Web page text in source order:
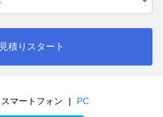
見積りスタート
スマートフォン | PC